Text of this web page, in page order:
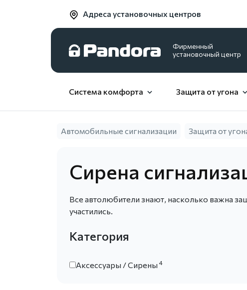
Адреса установочных центров
Фирменный
установочный центр
Система комфорта Защита от угона
Автомобильные сигнализации Защита от
Сирена
Все автолюбители знают, насколько важна
участились.
Категория
Аксессуары / Сирены 4